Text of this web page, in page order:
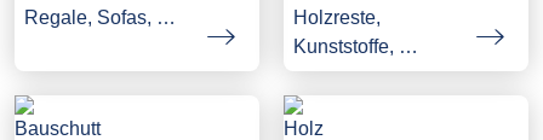
Regale, Sofas, …
Holzreste,
Kunststoffe, …